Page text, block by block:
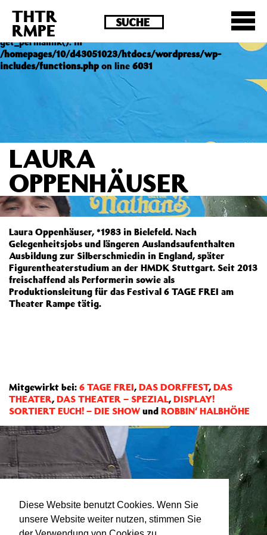
Diese Website benutzt Cookies. Wenn Sie
unsere Website weiter nutzen, stimmen Sie
Deprecated : Die Funktion post_permalink ist seit
Version 4.4.0 veraltet! Verwende stattdessen
get_permalink(). in
/homepages/10/d43051023/htdocs/wordpress/wp-
includes/functions.phpon line 6031
THTR
RMPE
LAURA
OPPENHÄUSER
Laura Oppenhäuser, *1983 in Bielefeld. Nach
Gelegenheitsjobs und längeren Auslandsaufenthalten
Ausbildung zur Silberschmiedin in England, später
Figurentheaterstudium an der HMDK Stuttgart. Seit 2013
freischaffend als Performerin sowie als
Produktionsleitung für das Festival 6 TAGE FREI am
Theater Rampe tätig.
Mitgewirkt bei: 6 TAGE FREI, DAS DORFFEST, DAS
THEATER, DAS THEATER – SPEZIAL, DISPLAY!
SORTIERT EUCH! – DIE SHOW und ROBBIN‘ HALBHÖHE